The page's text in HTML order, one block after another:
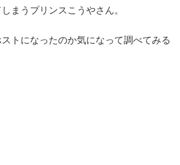
まうプリンスこうやさん。
トになったのか気になって調べてみる